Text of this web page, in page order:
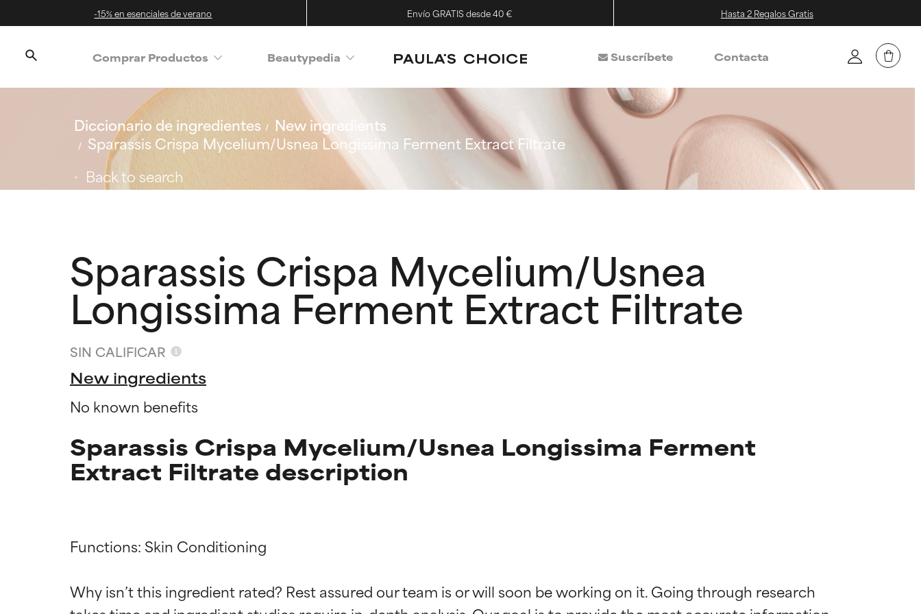
-15% en esenciales de verano Envío GRATIS desde 40 € Hasta 2 Regalos Gratis
Comprar Productos Beautypedia Suscríbete Contacta
Diccionario de ingredientes
New ingredients
Sparassis Crispa Mycelium/Usnea Longissima Ferment Extract Filtrate
Back to search
Sparassis Crispa Mycelium/Usnea
Longissima Ferment Extract Filtrate
SIN CALIFICAR
New ingredients
No known benefits
Sparassis Crispa Mycelium/Usnea Longissima Ferment
Extract Filtrate description
Functions: Skin Conditioning
Why isn’t this ingredient rated? Rest assured our team is or will soon be working on it. Going through research
Calificaciones de ingredientes
EXCELENTE
Calificaciones de ingredientes
EXCELENTE